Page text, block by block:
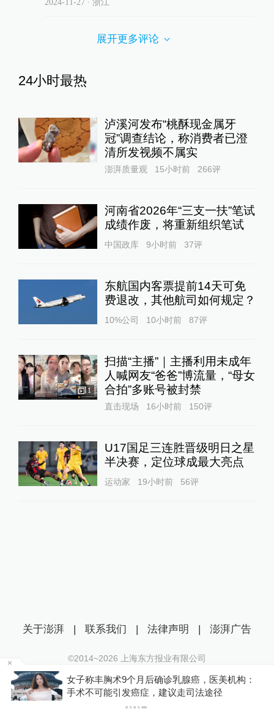
展开更多评论
24小时最热
泸溪河发布“桃酥现金属牙
冠”调查结论，称消费者已澄
清所发视频不属实
澎湃质量观 15小时前 266评
河南省2026年“三支一扶”笔试
成绩作废，将重新组织笔试
中国政库 9小时前 37评
东航国内客票提前14天可免
费退改，其他航司如何规定？
10%公司 10小时前 87评
1
扫描“主播”｜主播利用未成年
人喊网友“爸爸”博流量，“母女
合拍”多账号被封禁
直击现场 16小时前 150评
U17国足三连胜晋级明日之星
半决赛，定位球成最大亮点
运动家 19小时前 56评
女子称丰胸术9个月后确诊乳腺癌，医美机构：
手术不可能引发癌症，建议走司法途径
关于澎湃 | 联系我们 | 法律声明 | 澎湃广告
©2014~2026 上海东方报业有限公司
沪ICP证：沪B2-20170116 | 沪ICP备14003370号
互联网新闻信息服务许可证：31120170006
沪公网安备 31010602000299号